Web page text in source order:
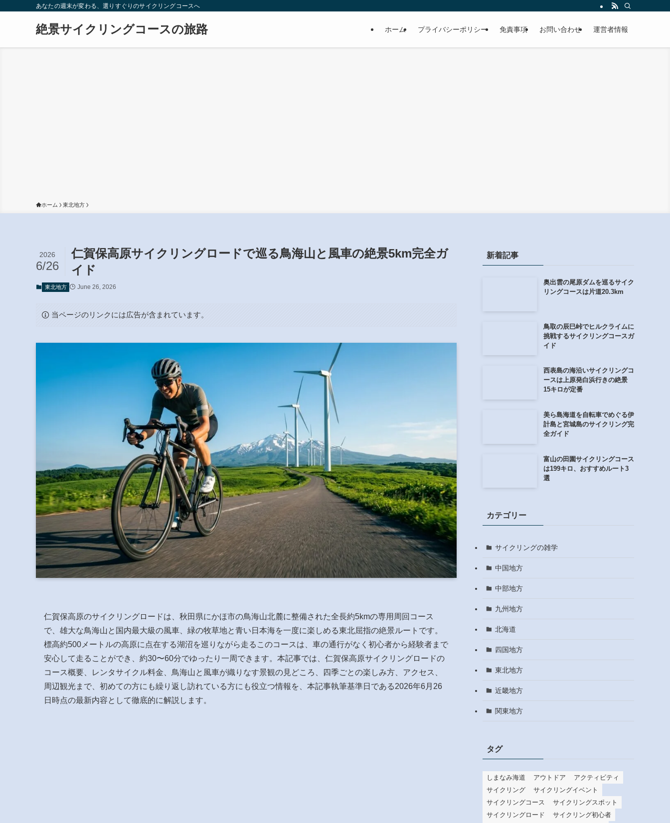
あなたの週末が変わる、選りすぐりのサイクリングコースへ
絶景サイクリングコースの旅路 ホーム プライバシーポリシー 免責事項 お問い合わせ 運営者情報
ホーム 東北地方
仁賀保高原サイクリングロードで巡る鳥海山と風車の絶景5km完全ガ
イド
2026
6/26
東北地方 June 26, 2026
当ページのリンクには広告が含まれています。
仁賀保高原のサイクリングロードは、秋田県にかほ市の鳥海山北麓に整備された全長約5kmの専用周回コース
で、雄大な鳥海山と国内最大級の風車、緑の牧草地と青い日本海を一度に楽しめる東北屈指の絶景ルートです。
標高約500メートルの高原に点在する湖沼を巡りながら走るこのコースは、車の通行がなく初心者から経験者まで
安心して走ることができ、約30〜60分でゆったり一周できます。本記事では、仁賀保高原サイクリングロードの
コース概要、レンタサイクル料金、鳥海山と風車が織りなす景観の見どころ、四季ごとの楽しみ方、アクセス、
周辺観光まで、初めての方にも繰り返し訪れている方にも役立つ情報を、本記事執筆基準日である2026年6月26
日時点の最新内容として徹底的に解説します。
新着記事
奥出雲の尾原ダムを巡るサイク
リングコースは片道20.3km
鳥取の辰巳峠でヒルクライムに
挑戦するサイクリングコースガ
イド
西表島の海沿いサイクリングコ
ースは上原発白浜行きの絶景
15キロが定番
美ら島海道を自転車でめぐる伊
計島と宮城島のサイクリング完
全ガイド
富山の田園サイクリングコース
は199キロ、おすすめルート3
選
カテゴリー
サイクリングの雑学
中国地方
中部地方
九州地方
北海道
四国地方
東北地方
近畿地方
関東地方
タグ
しまなみ海道 アウトドア
アクティビティ
サイクリング
サイクリングイベント
サイクリングコース
サイクリングスポット
サイクリングロード
サイクリング初心者